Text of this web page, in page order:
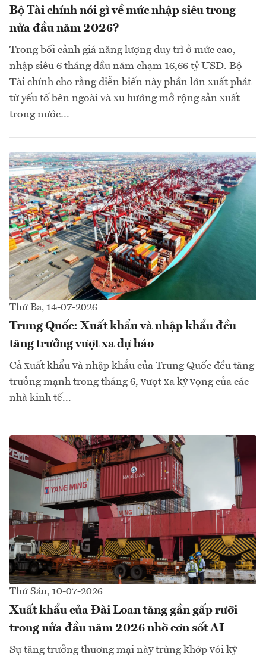
Bộ Tài chính nói gì về mức nhập siêu trong
nửa đầu năm 2026?
Trong bối cảnh giá năng lượng duy trì ở mức cao,
nhập siêu 6 tháng đầu năm chạm 16,66 tỷ USD. Bộ
Tài chính cho rằng diễn biến này phần lớn xuất phát
từ yếu tố bên ngoài và xu hướng mở rộng sản xuất
trong nước…
Thứ Ba, 14-07-2026
Trung Quốc: Xuất khẩu và nhập khẩu đều
tăng trưởng vượt xa dự báo
Cả xuất khẩu và nhập khẩu của Trung Quốc đều tăng
trưởng mạnh trong tháng 6, vượt xa kỳ vọng của các
nhà kinh tế...
Thứ Sáu, 10-07-2026
Xuất khẩu của Đài Loan tăng gần gấp rưỡi
trong nửa đầu năm 2026 nhờ cơn sốt AI
Sự tăng trưởng thương mại này trùng khớp với kỳ